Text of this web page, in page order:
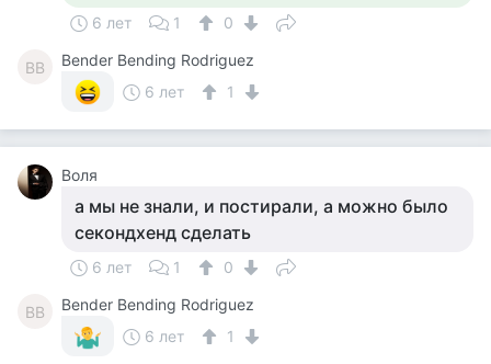
6 лет 1 0
BB
Bender Bending Rodriguez
6 лет
1
Воля
а мы не знали, и постирали, а можно было
секондхенд сделать
6 лет 1 0
BB
Bender Bending Rodriguez
6 лет
1